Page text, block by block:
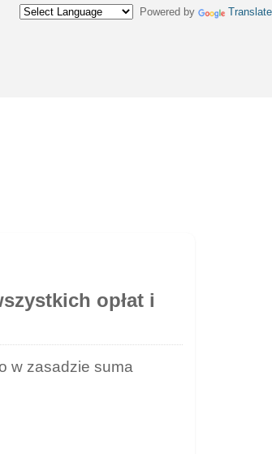
Powered by Translate
opłat i
w zasadzie suma